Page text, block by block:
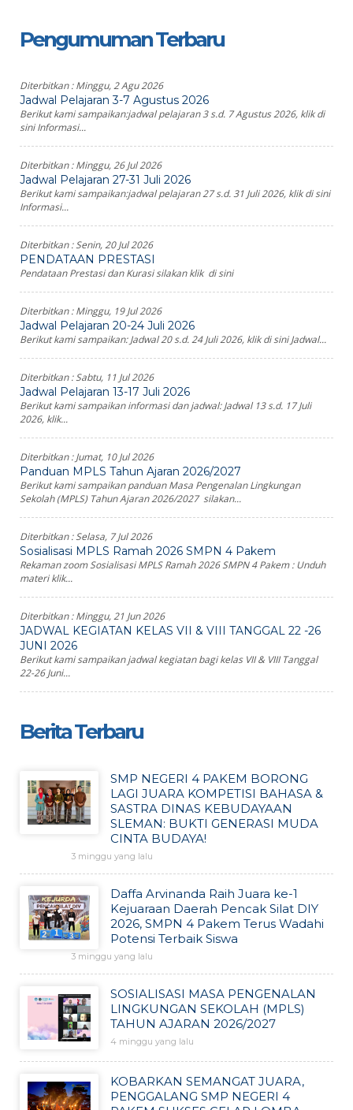
Pengumuman Terbaru
Diterbitkan :Minggu, 2 Agu 2026
Jadwal Pelajaran 3-7 Agustus 2026
Berikut kami sampaikan:jadwal pelajaran 3 s.d. 7 Agustus 2026, klik di
sini Informasi...
Diterbitkan :Minggu, 26 Jul 2026
Jadwal Pelajaran 27-31 Juli 2026
Berikut kami sampaikan:jadwal pelajaran 27 s.d. 31 Juli 2026, klik di sini
Informasi...
Diterbitkan :Senin, 20 Jul 2026
PENDATAAN PRESTASI
Pendataan Prestasi dan Kurasi silakan klik di sini
Diterbitkan :Minggu, 19 Jul 2026
Jadwal Pelajaran 20-24 Juli 2026
Berikut kami sampaikan: Jadwal 20 s.d. 24 Juli 2026, klik di sini Jadwal...
Diterbitkan :Sabtu, 11 Jul 2026
Jadwal Pelajaran 13-17 Juli 2026
Berikut kami sampaikan informasi dan jadwal: Jadwal 13 s.d. 17 Juli
2026, klik...
Diterbitkan :Jumat, 10 Jul 2026
Panduan MPLS Tahun Ajaran 2026/2027
Berikut kami sampaikan panduan Masa Pengenalan Lingkungan
Sekolah (MPLS) Tahun Ajaran 2026/2027 silakan...
Diterbitkan :Selasa, 7 Jul 2026
Sosialisasi MPLS Ramah 2026 SMPN 4 Pakem
Rekaman zoom Sosialisasi MPLS Ramah 2026 SMPN 4 Pakem : Unduh
materi klik...
Diterbitkan :Minggu, 21 Jun 2026
JADWAL KEGIATAN KELAS VII & VIII TANGGAL 22 -26
JUNI 2026
Berikut kami sampaikan jadwal kegiatan bagi kelas VII & VIII Tanggal
22-26 Juni...
Berita Terbaru
SMP NEGERI 4 PAKEM BORONG
LAGI JUARA KOMPETISI BAHASA &
SASTRA DINAS KEBUDAYAAN
SLEMAN: BUKTI GENERASI MUDA
CINTA BUDAYA!
3 minggu yang lalu
Daffa Arvinanda Raih Juara ke-1
Kejuaraan Daerah Pencak Silat DIY
2026, SMPN 4 Pakem Terus Wadahi
Potensi Terbaik Siswa
3 minggu yang lalu
SOSIALISASI MASA PENGENALAN
LINGKUNGAN SEKOLAH (MPLS)
TAHUN AJARAN 2026/2027
4 minggu yang lalu
KOBARKAN SEMANGAT JUARA,
PENGGALANG SMP NEGERI 4